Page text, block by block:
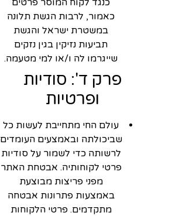
כאמור, לרבות הגשת תלונה
במשטרת ישראל והגשת
תביעות נזיקין בגין נזקים
שייגרמו לה ו/או למי מטעמה.
פרק ד': סודיות
ופרטיות
עולם החי מתחייבת לעשות כל
שביכולתה ובאמצעים העומדים
לרשותה כדי לשמור על סודיות
פרטי לקוחותיה. אבטחת האתר
מפני פריצות מבוצעת
באמצעות פתרונות אבטחה
מתקדמים. פרטי הלקוחות